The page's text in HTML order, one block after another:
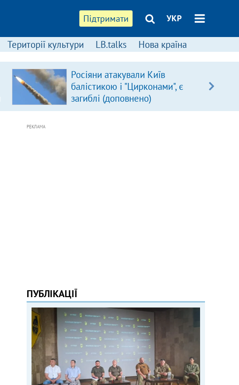
Підтримати УКР
Території культури LB.talks Нова країна
Росіяни атакували Київ
балістикою і "Цирконами", є
загиблі (доповнено)
РЕКЛАМА
ПУБЛІКАЦІЇ